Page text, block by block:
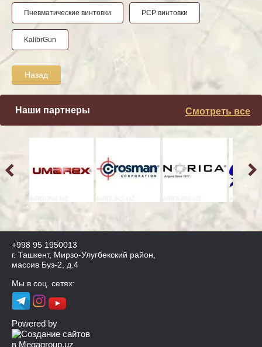
Пневматические винтовки PCP винтовки
KalibrGun
Назад
Наши партнеры Смотреть все
+998 95 1950013
г. Ташкент, Мирзо-Улугбекский район,
массив Буз-2, д.4
Мы в соц. сетях:
Powered by